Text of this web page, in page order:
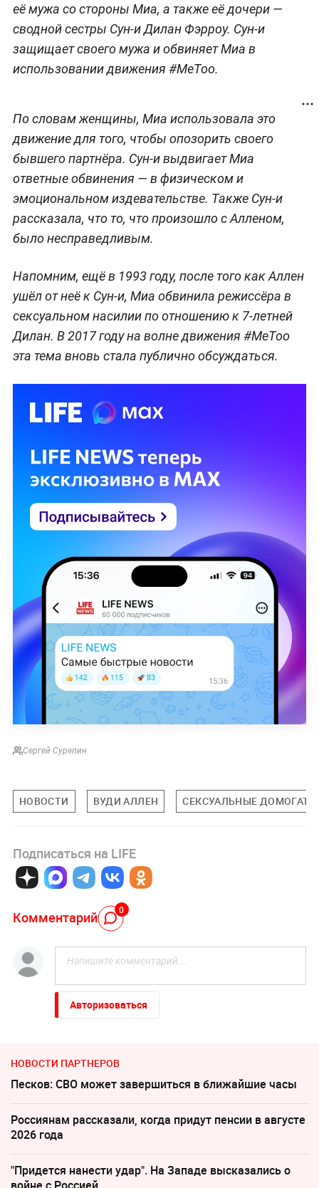
её мужа со стороны Миа, а также её дочери —
сводной сестры Сун-и Дилан Фэрроу. Сун-и
защищает своего мужа и обвиняет Миа в
использовании движения #MeToo.
По словам женщины, Миа использовала это
движение для того, чтобы опозорить своего
бывшего партнёра. Сун-и выдвигает Миа
ответные обвинения — в физическом и
эмоциональном издевательстве. Также Сун-и
рассказала, что то, что произошло с Алленом,
было несправедливым.
Напомним, ещё в 1993 году, после того как Аллен
ушёл от неё к Сун-и, Миа обвинила режиссёра в
сексуальном насилии по отношению к 7-летней
Дилан. В 2017 году на волне движения #MeToo
эта тема вновь стала публично обсуждаться.
Сергей Сурепин
НОВОСТИ ВУДИ АЛЛЕН СЕКСУАЛЬНЫЕ
Подписаться на LIFE
Комментарий 0
Авторизоваться
НОВОСТИ ПАРТНЕРОВ
Песков: СВО может завершиться в ближайшие часы
Россиянам рассказали, когда придут пенсии в августе
2026 года
"Придется нанести удар". На Западе высказались о